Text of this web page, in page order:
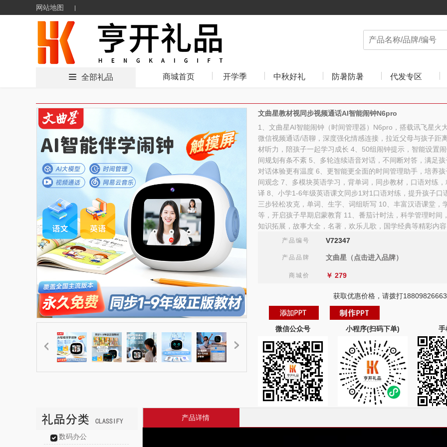
网站地图
全部礼品 商城首页 开学季 中秋好礼 防暑防暑 代发专区
文曲星教材视同步视频通话AI智能闹钟N6pro
1、文曲星AI智能闹钟（时间管理器）N6pro，搭载讯飞星火
微信视频通话/语聊，深度强化情感连接，拉近父母与孩子距
材听力，陪孩子一起学习成长 4、50组闹钟提示，智能设置
间规划有条不紊 5、多轮连续语音对话，不间断对答，满足
对话体验更有温度 6、更智能更全面的时间管理助手，培养
间观念 7、多模块英语学习，背单词，同步教材，口语对练
译 8、小学1-6年级英语课文同步1对1口语对练，提升孩子口
三步轻松攻克，单词、生字、词组听写 10、丰富汉语课堂，
等，开启孩子早期启蒙教育 11、番茄计时法，科学管理时间
知识拓展，故事大全，名著，欢乐儿歌，国学经典等精彩内容
产品编号 V72347
产品品牌 文曲星（点击进入品牌）
商城价 ￥ 279
获取优惠价格，请拨打18809826663
微信公众号 小程序(扫码下单) 手
数码办公
产品详情